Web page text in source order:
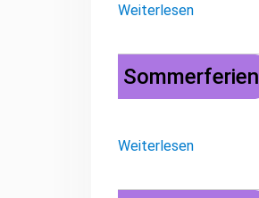
Weiterlesen
Sommerferien
Weiterlesen